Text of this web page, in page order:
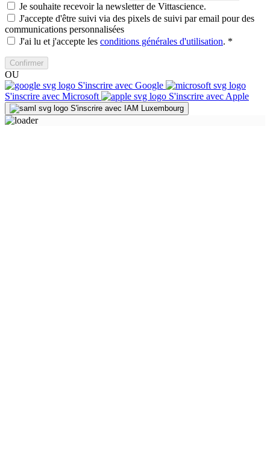
Je souhaite recevoir la newsletter de Vittascience.
J'accepte d'être suivi via des pixels de suivi par email pour des
communications personnalisées
J'ai lu et j'accepte les conditions générales d'utilisation. *
Confirmer
OU
S'inscrire avec Google
S'inscrire avec Microsoft
S'inscrire avec Apple
S'inscrire avec IAM Luxembourg